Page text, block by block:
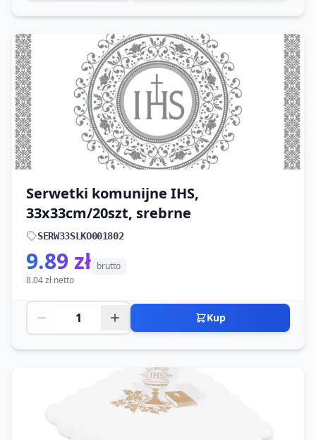
Serwetki komunijne IHS,
33x33cm/20szt, srebrne
SERW33SLKO001802
9.89 zł brutto
8.04 zł netto
Kup